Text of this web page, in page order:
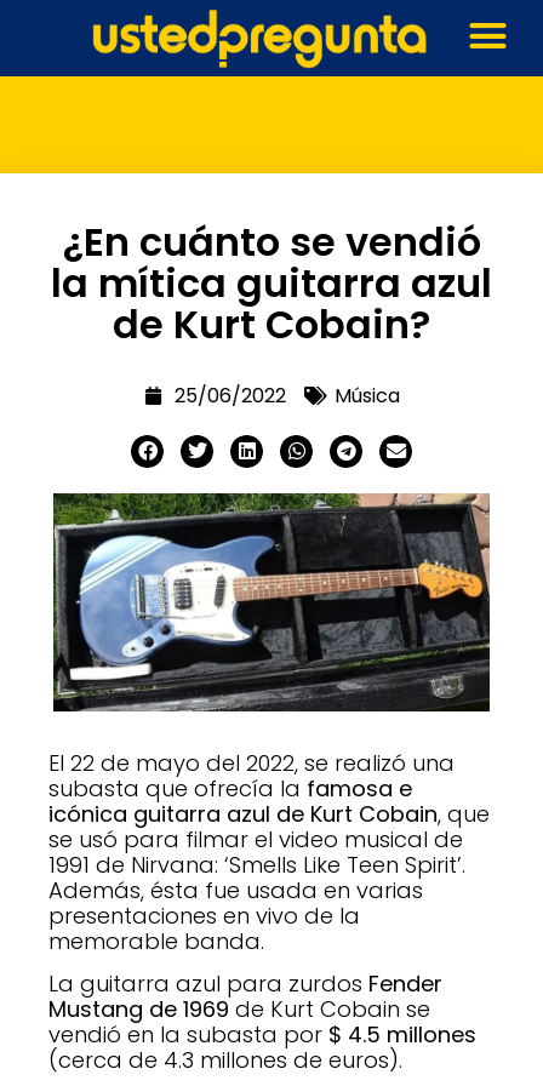
¿En cuánto se vendió
la mítica guitarra azul
de Kurt Cobain?
25/06/2022 Música
El 22 de mayo del 2022, se realizó una
subasta que ofrecía la famosa e
icónica guitarra azul de Kurt Cobain, que
se usó para filmar el video musical de
1991 de Nirvana: ‘Smells Like Teen Spirit’.
Además, ésta fue usada en varias
presentaciones en vivo de la
memorable banda.
La guitarra azul para zurdos Fender
Mustang de 1969 de Kurt Cobain se
vendió en la subasta por $ 4.5 millones
(cerca de 4.3 millones de euros).